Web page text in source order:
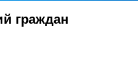
граждан